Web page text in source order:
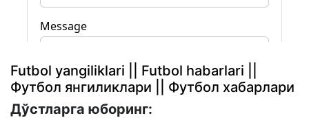
Futbol yangiliklari || Futbol habarlari ||
Футбол янгиликлари || Футбол хабарлари
Дўстларга юборинг: